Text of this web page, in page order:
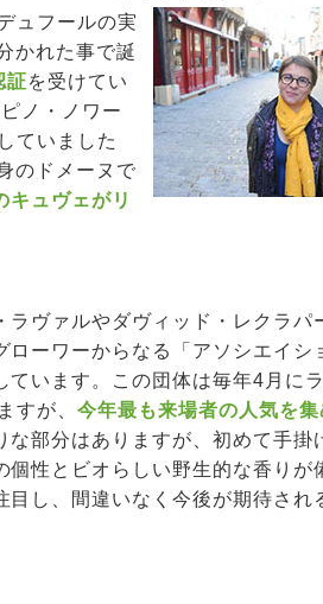
ュフールの実
かれた事で誕
証を受けてい
ノ・ノワー
ていました
のドメーヌで
キュヴェがリ
ヴァルやダヴィッド・レクラパ
ローワーからなる「アソシエイシ
います。この団体は毎年4月に
すが、今年最も来場者の人気を集
な部分はありますが、初めて手掛
性とビオらしい野生的な香りが
し、間違いなく今後が期待され